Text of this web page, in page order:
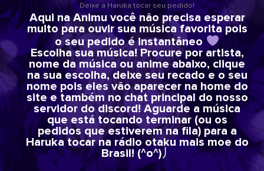
Deixe a Haruka tocar seu pedido!
Aqui na Animu você não precisa esperar
muito para ouvir sua música favorita pois
o seu pedido é instantâneo
Escolha sua música! Procure por artista,
nome da música ou anime abaixo, clique
na sua escolha, deixe seu recado e o seu
nome pois eles vão aparecer na home do
site e também no chat principal do nosso
servidor do discord! Aguarde a música
que está tocando terminar (ou os
pedidos que estiverem na fila) para a
Haruka tocar na rádio otaku mais moe do
Brasil! (^o^)丿